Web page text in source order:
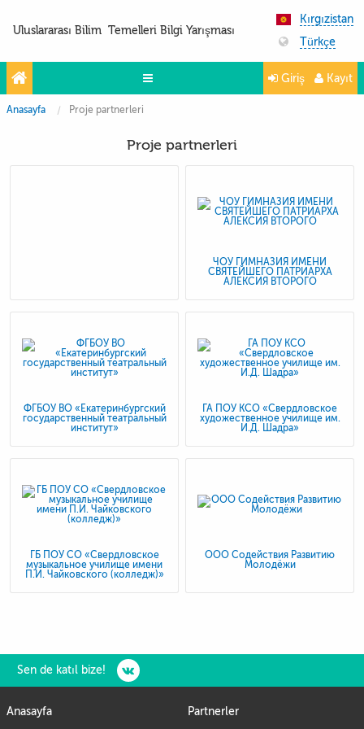
Uluslararası Bilim Temelleri Bilgi Yarışması
Kırgızistan
Türkçe
Yarışmalar
Giriş Kayıt
Anasayfa Proje partnerleri
Proje partnerleri
ЧОУ ГИМНАЗИЯ ИМЕНИ
СВЯТЕЙШЕГО ПАТРИАРХА
АЛЕКСИЯ ВТОРОГО
ФГБОУ ВО «Екатеринбургский
государственный театральный
институт»
ГА ПОУ КСО «Свердловское
художественное училище им.
И.Д. Шадра»
ГБ ПОУ СО «Свердловское
музыкальное училище имени
П.И. Чайковского (колледж)»
ООО Содействия Развитию
Молодёжи
Sen de katıl bize!
Anasayfa Partnerler